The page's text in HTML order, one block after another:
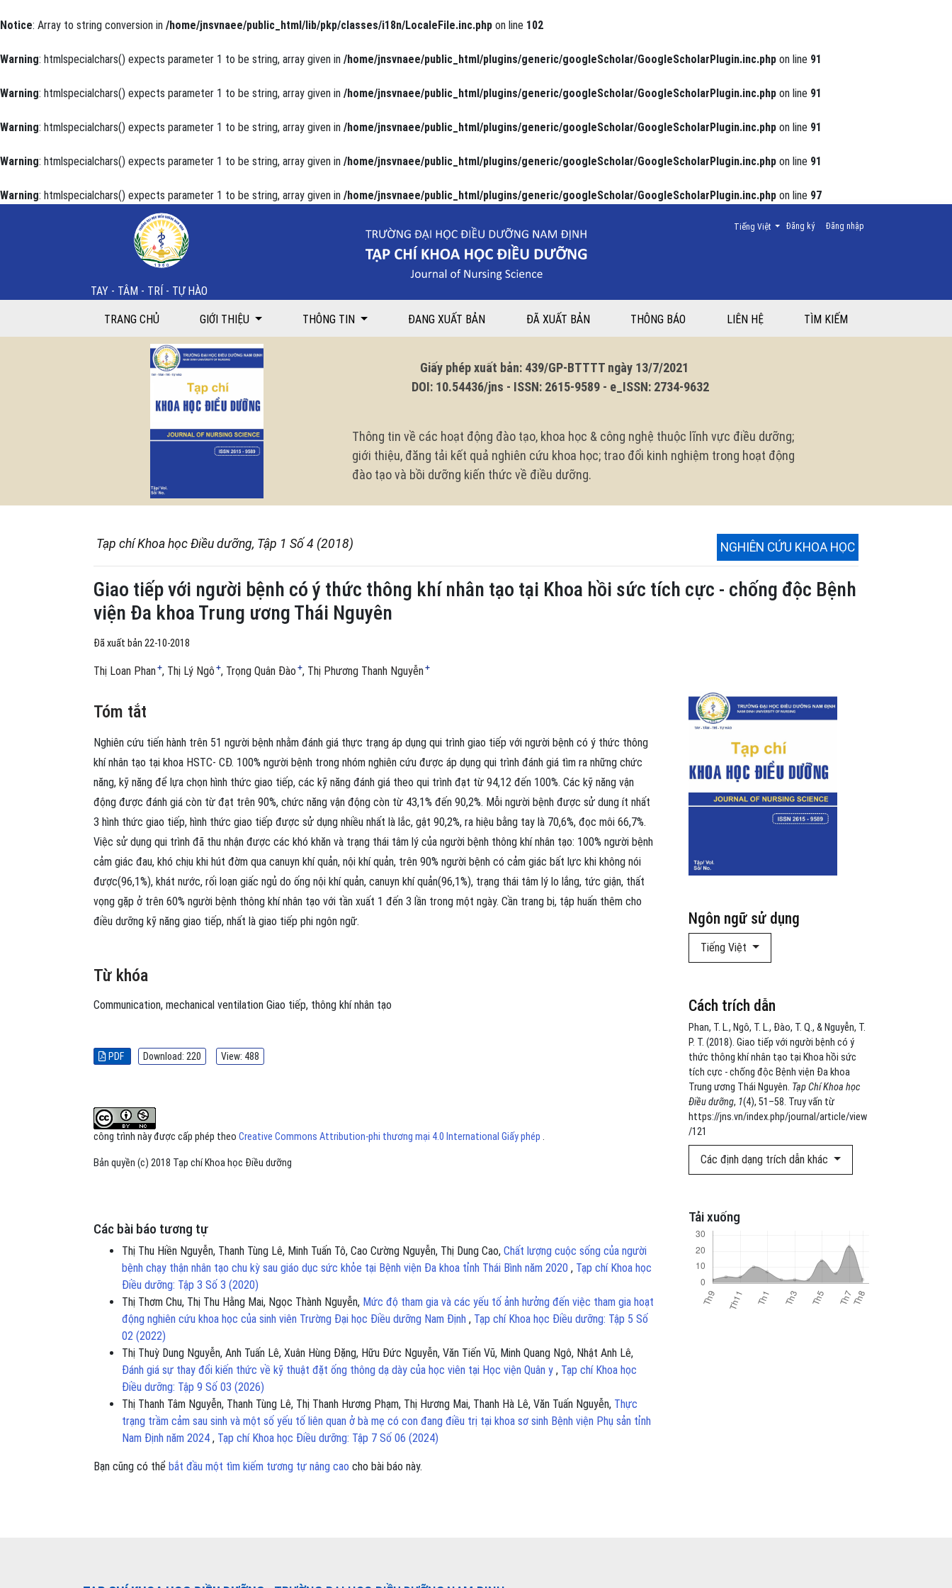
Notice: Array to string conversion in /home/jnsvnaee/public_html/lib/pkp/classes/i18n/LocaleFile.inc.php on line 102
Warning: htmlspecialchars() expects parameter 1 to be string, array given in /home/jnsvnaee/public_html/plugins/generic/googleScholar/GoogleScholarPlugin.inc.php on line 91
Warning: htmlspecialchars() expects parameter 1 to be string, array given in /home/jnsvnaee/public_html/plugins/generic/googleScholar/GoogleScholarPlugin.inc.php on line 91
Warning: htmlspecialchars() expects parameter 1 to be string, array given in /home/jnsvnaee/public_html/plugins/generic/googleScholar/GoogleScholarPlugin.inc.php on line 91
Warning: htmlspecialchars() expects parameter 1 to be string, array given in /home/jnsvnaee/public_html/plugins/generic/googleScholar/GoogleScholarPlugin.inc.php on line 91
Warning: htmlspecialchars() expects parameter 1 to be string, array given in /home/jnsvnaee/public_html/plugins/generic/googleScholar/GoogleScholarPlugin.inc.php on line 97
Giao tiếp với người bệnh có ý thức thông khí nhân tạo tại Khoa hồi sức tích cực - chống độc Bệnh viện Đa khoa Trung ương Thái Nguyên
TAY - TÂM - TRÍ - TỰ HÀO
Đăng ký Đăng nhập
Thay đổi ngôn ngữ. Ngôn ngữ hiện tại là:
Tiếng Việt
TRANG CHỦ GIỚI THIỆU THÔNG TIN ĐANG XUẤT BẢN ĐÃ XUẤT BẢN THÔNG BÁO LIÊN HỆ TÌM KIẾM
Giấy phép xuất bản: 439/GP-BTTTT ngày 13/7/2021
DOI: 10.54436/jns - ISSN: 2615-9589 - e_ISSN: 2734-9632
Thông tin về các hoạt động đào tạo, khoa học & công nghệ thuộc lĩnh vực điều dưỡng;
giới thiệu, đăng tải kết quả nghiên cứu khoa học; trao đổi kinh nghiệm trong hoạt động
đào tạo và bồi dưỡng kiến thức về điều dưỡng.
Tạp chí Khoa học Điều dưỡng, Tập 1 Số 4 (2018) NGHIÊN CỨU KHOA HỌC
Giao tiếp với người bệnh có ý thức thông khí nhân tạo tại Khoa hồi sức tích cực - chống độc Bệnh
viện Đa khoa Trung ương Thái Nguyên
Đã xuất bản 22-10-2018
Thị Loan Phan+ Thị Lý Ngô + Trọng Quân Đào + Thị Phương Thanh Nguyễn+
Ngôn ngữ sử dụng
Tiếng Việt
Cách trích dẫn
Phan, T. L., Ngô, T. L., Đào, T. Q., & Nguyễn, T.
P. T. (2018). Giao tiếp với người bệnh có ý
thức thông khí nhân tạo tại Khoa hồi sức
tích cực - chống độc Bệnh viện Đa khoa
Trung ương Thái Nguyên. Tạp Chí Khoa học
Điều dưỡng, 1(4), 51–58. Truy vấn từ
https://jns.vn/index.php/journal/article/view
/121
Các định dạng trích dẫn khác
Tải xuống
Tóm tắt
Nghiên cứu tiến hành trên 51 người bệnh nhằm đánh giá thực trạng áp dụng qui trình giao tiếp với người bệnh có ý thức thông
khí nhân tạo tại khoa HSTC- CĐ. 100% người bệnh trong nhóm nghiên cứu được áp dụng qui trình đánh giá tìm ra những chức
năng, kỹ năng để lựa chọn hình thức giao tiếp, các kỹ năng đánh giá theo qui trình đạt từ 94,12 đến 100%. Các kỹ năng vận
động được đánh giá còn từ đạt trên 90%, chức năng vận động còn từ 43,1% đến 90,2%. Mỗi người bệnh được sử dung ít nhất
3 hình thức giao tiếp, hình thức giao tiếp được sử dụng nhiều nhất là lắc, gật 90,2%, ra hiệu bằng tay là 70,6%, đọc môi 66,7%.
Việc sử dụng qui trình đã thu nhận được các khó khăn và trạng thái tâm lý của người bệnh thông khí nhân tạo: 100% người bệnh
cảm giác đau, khó chịu khi hút đờm qua canuyn khí quản, nội khí quản, trên 90% người bệnh có cảm giác bất lực khi không nói
được(96,1%), khát nước, rối loạn giấc ngủ do ống nội khí quản, canuyn khí quản(96,1%), trạng thái tâm lý lo lắng, tức giận, thất
vọng gặp ở trên 60% người bệnh thông khí nhân tạo với tần xuất 1 đến 3 lần trong một ngày. Cần trang bị, tập huấn thêm cho
điều dưỡng kỹ năng giao tiếp, nhất là giao tiếp phi ngôn ngữ.
Từ khóa
Communication, mechanical ventilation Giao tiếp, thông khí nhân tạo
PDF Download: 220 View: 488
công trình này được cấp phép theo Creative Commons Attribution-phi thương mại 4.0 International Giấy phép .
Bản quyền (c) 2018 Tạp chí Khoa học Điều dưỡng
Các bài báo tương tự
Thị Thu Hiền Nguyễn, Thanh Tùng Lê, Minh Tuấn Tô, Cao Cường Nguyễn, Thị Dung Cao, Chất lượng cuộc sống của người
bệnh chạy thận nhân tạo chu kỳ sau giáo dục sức khỏe tại Bệnh viện Đa khoa tỉnh Thái Bình năm 2020 , Tạp chí Khoa học
Điều dưỡng: Tập 3 Số 3 (2020)
Thị Thơm Chu, Thị Thu Hằng Mai, Ngọc Thành Nguyễn, Mức độ tham gia và các yếu tố ảnh hưởng đến việc tham gia hoạt
động nghiên cứu khoa học của sinh viên Trường Đại học Điều dưỡng Nam Định , Tạp chí Khoa học Điều dưỡng: Tập 5 Số
02 (2022)
Thị Thuỳ Dung Nguyễn, Anh Tuấn Lê, Xuân Hùng Đặng, Hữu Đức Nguyễn, Văn Tiến Vũ, Minh Quang Ngô, Nhật Anh Lê,
Đánh giá sự thay đổi kiến thức về kỹ thuật đặt ống thông dạ dày của học viên tại Học viện Quân y , Tạp chí Khoa học
Điều dưỡng: Tập 9 Số 03 (2026)
Thị Thanh Tâm Nguyễn, Thanh Tùng Lê, Thị Thanh Hương Phạm, Thị Hương Mai, Thanh Hà Lê, Văn Tuấn Nguyễn, Thực
trạng trầm cảm sau sinh và một số yếu tố liên quan ở bà mẹ có con đang điều trị tại khoa sơ sinh Bệnh viện Phụ sản tỉnh
Nam Định năm 2024 , Tạp chí Khoa học Điều dưỡng: Tập 7 Số 06 (2024)
Bạn cũng có thể bắt đầu một tìm kiếm tương tự nâng cao cho bài báo này.